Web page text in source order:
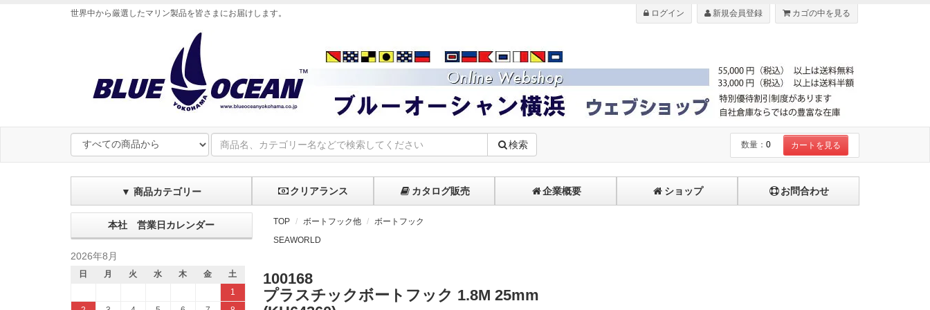
世界中から厳選したマリン製品を皆さまにお届けします。 ログイン 新規会員登録 カゴの中を見る
検索 数量： 0 カートを見る
▼ 商品カテゴリー クリアランス カタログ販売 企業概要 ショップ お問合わせ
TOP ボートフック他
ボートフック
SEAWORLD
100168
プラスチックボートフック 1.8M 25mm
本社 営業日カレンダー
2026年8月
日 月 火 水 木 金
土
1